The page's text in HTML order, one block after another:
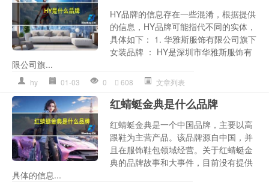
HY品牌的信息存在一些混淆，根据提供
的信息，HY品牌可能指代不同的实体，
具体如下： 1. 华雅斯服饰有限公司旗下
女装品牌 ： HY是深圳市华雅斯服饰有
限公司旗...
hy 01-03 0 608 文章列表
红蜻蜓金典是什么品牌
红蜻蜓金典是一个中国品牌，主要以高
跟鞋为主营产品。该品牌源自中国，并
且在服饰鞋包领域经营。关于红蜻蜓金
典的品牌故事和大事件，目前没有提供
具体的信息...